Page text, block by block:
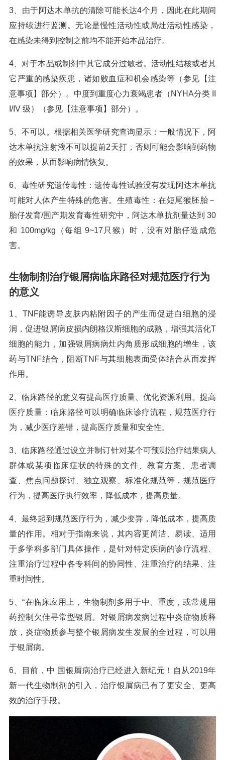
3、由于阿达木单抗的清除可能长达4个月，因此在此期间
应持续进行监测。无论是慢性活动性或局灶活动性感染，
在感染未得到控制之前均不能开始本品治疗。
4、对于本品或制剂中其它成分过敏者。活动性结核或者其
它严重的感染疾患，诸如败血症和机会感染等（参见【注
意事项】部分）。中度到重度心力衰竭患者（NYHA分类 II
I/IV 级）（参见【注意事项】部分）。
5、不可以。根据相关医学研究查询显示：一般情况下，阿
达木单抗注射液不可以提前2天打，否则可能会影响到药物
的效果，从而影响病情恢复。
6、毒性研究遗传毒性：遗传毒性试验没有发现阿达木单抗
可能对人体产生特殊的危害。生殖毒性：在短尾猴胚胎－
胎仔发育/围产期发育毒性研究中，阿达木单抗剂量达到 30
和 100mg/kg（每组 9~17只猴）时，没有对胎仔造成危
害。
生物制剂治疗银屑病临床路径对规范医疗行为
的意义
1、TNF能诱导皮肤内粘附因子的产生而促进白细胞的浸
润，促进银屑病皮损内朗格汉斯细胞的成熟，增强其活化T
细胞的能力，加强银屑病病灶内角质形成细胞的增生，该
药与TNF结合，阻断TNF与其细胞表面受体结合从而发挥
作用。
2、临床路径的意义有提高医疗质量、优化资源利用。提高
医疗质量：临床路径可以明确临床诊疗流程，规范医疗行
为，减少医疗差错，提高医疗质量和安全性。
3、临床路径通过设立并制订针对某个可预测治疗结果病人
群体或某项临床症状的特殊的文件、教育方案、患者调
查、焦点问题探讨、独立观察、标准化规范等，规范医疗
行为，提高医疗执行效率，降低成本，提高质量。
4、最终起到规范医疗行为，减少变异，降低成本，提高质
量的作用。相对于指南来说，其内容更简洁、易读、适用
于多学科多部门具体操作，是针对特定疾病的诊疗流程、
注重治疗过程中各专科间的协同性、注重治疗的结果、注
重时间性。
5、“在临床应用上，生物制剂多用于中、重度，或常规用
药控制欠佳寻常型银屑。对银屑病发病过程中炎症物质释
放，炎症物质参与整个银屑病发生发展的全过程，可以用
于银屑病。
6、目前，中 国银屑病治疗已经进入新纪元！自从2019年
新一代生物制剂的引入，治疗银屑病已有了更安全、更高
效的治疗手段。